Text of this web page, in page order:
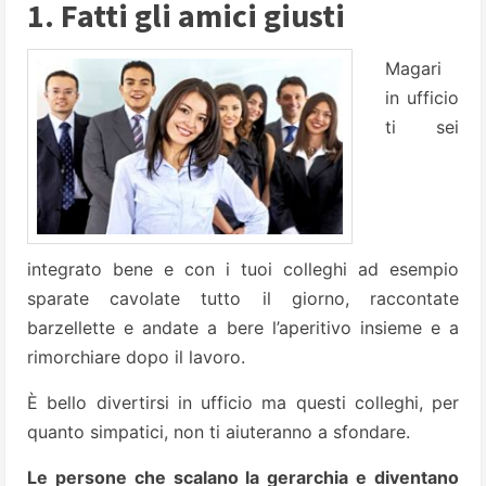
1. Fatti gli amici giusti
Magari
in ufficio
ti sei
integrato bene e con i tuoi colleghi ad esempio
sparate cavolate tutto il giorno, raccontate
barzellette e andate a bere l’aperitivo insieme e a
rimorchiare dopo il lavoro.
È bello divertirsi in ufficio ma questi colleghi, per
quanto simpatici, non ti aiuteranno a sfondare.
Le persone che scalano la gerarchia e diventano